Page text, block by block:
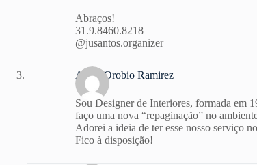
Abraços!
31.9.8460.8218
@jusantos.organizer
Alicia Orobio Ramirez
Sou Designer de Interiores, formada em
faço uma nova “repaginação” no
Adorei a ideia de ter esse nosso serviço
Fico à disposição!